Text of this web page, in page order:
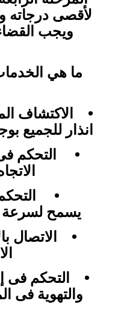
لأقصى درجاته
ويجب
ما هي
• الاكتشاف
انذار للجميع
• التحكم
•
يسمح لسرعة
• الاتصال
• التحكم فى
والتهوية فى